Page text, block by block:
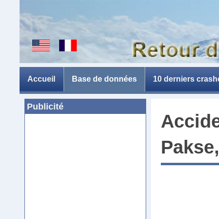
Accueil Base de données 10 derniers
Publicité